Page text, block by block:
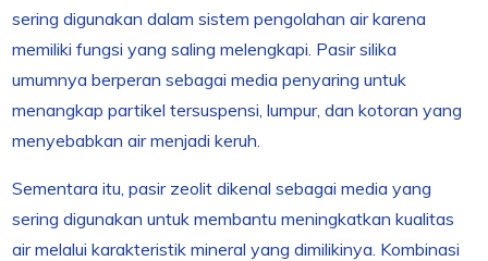
sering digunakan dalam sistem pengolahan air karena
memiliki fungsi yang saling melengkapi. Pasir silika
umumnya berperan sebagai media penyaring untuk
menangkap partikel tersuspensi, lumpur, dan kotoran yang
menyebabkan air menjadi keruh.
Sementara itu, pasir zeolit dikenal sebagai media yang
sering digunakan untuk membantu meningkatkan kualitas
air melalui karakteristik mineral yang dimilikinya. Kombinasi